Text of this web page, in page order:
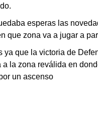
esperas las
que zona va a jugar a
ya que la victoria de
la zona reválida en
un ascenso